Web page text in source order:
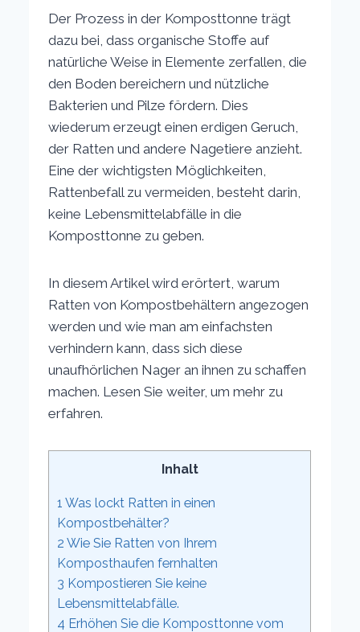
Der Prozess in der Komposttonne trägt
dazu bei, dass organische Stoffe auf
natürliche Weise in Elemente zerfallen, die
den Boden bereichern und nützliche
Bakterien und Pilze fördern. Dies
wiederum erzeugt einen erdigen Geruch,
der Ratten und andere Nagetiere anzieht.
Eine der wichtigsten Möglichkeiten,
Rattenbefall zu vermeiden, besteht darin,
keine Lebensmittelabfälle in die
Komposttonne zu geben.
In diesem Artikel wird erörtert, warum
Ratten von Kompostbehältern angezogen
werden und wie man am einfachsten
verhindern kann, dass sich diese
unaufhörlichen Nager an ihnen zu schaffen
machen. Lesen Sie weiter, um mehr zu
erfahren.
Inhalt
1 Was lockt Ratten in einen
Kompostbehälter?
2 Wie Sie Ratten von Ihrem
Komposthaufen fernhalten
3 Kompostieren Sie keine
Lebensmittelabfälle.
4 Erhöhen Sie die Komposttonne vom